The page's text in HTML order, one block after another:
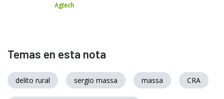
Agtech
Temas en esta nota
delito rural sergio massa massa CRA